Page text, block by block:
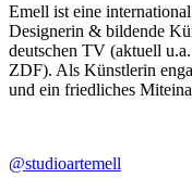
Emell ist eine
Designerin & bildende
deutschen TV (aktuell
ZDF). Als Künstlerin
und ein friedliches
@studioartemell